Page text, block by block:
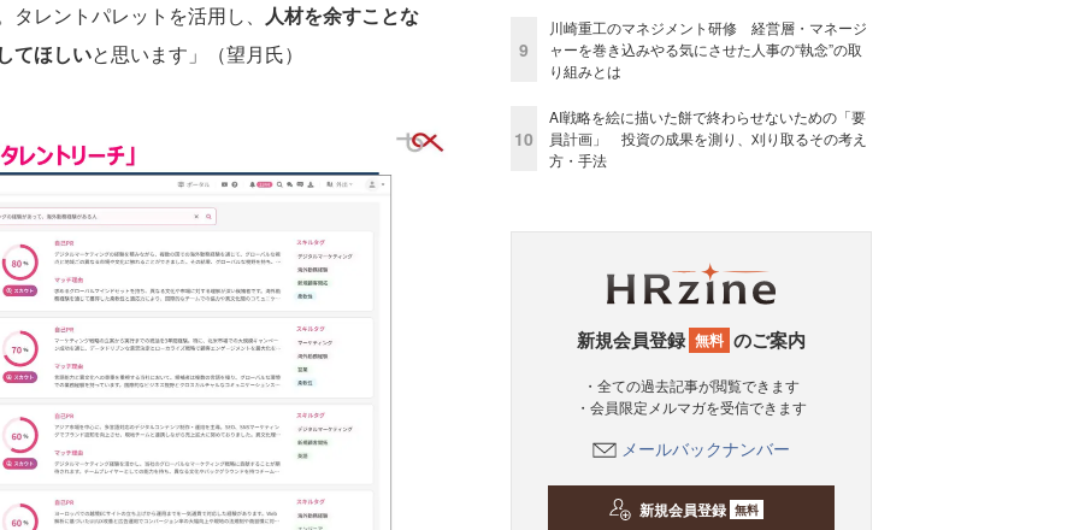
レントパレットを活用し、 人材を余すことな
てほしいと思います」（望月氏） 9
川崎重工のマネジメント研修 経営層・マネージ
ャーを巻き込みやる気にさせた人事の“執念”の取
り組みとは
10
AI戦略を絵に描いた餅で終わらせないための「要
員計画」 投資の成果を測り、刈り取るその考え
方・手法
新規会員登録 無料 のご案内
・全ての過去記事が閲覧できます
・会員限定メルマガを受信できます
メールバックナンバー
新規会員登録 無料